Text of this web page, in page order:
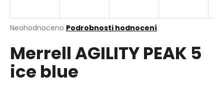
Průměrné
produktu
je
0,0
Neohodnoceno Podrobnosti hodnocení
Merrell AGILITY PEAK 5
ice blue
j
t
?